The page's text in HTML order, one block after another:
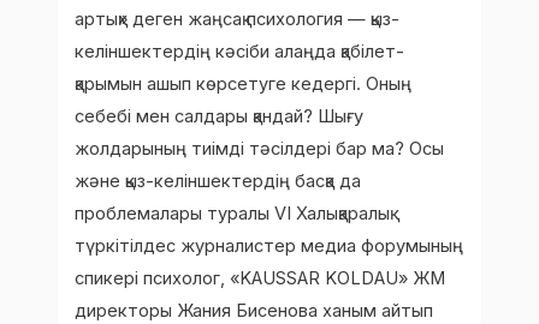
артық» деген жаңсақ психология — қыз-
келіншектердің кәсіби алаңда қабілет-
қарымын ашып көрсетуге кедергі. Оның
себебі мен салдары қандай? Шығу
жолдарының тиімді тәсілдері бар ма? Осы
және қыз-келіншектердің басқа да
проблемалары туралы VI Халықаралық
түркітілдес журналистер медиа форумының
спикері психолог, «KAUSSAR KOLDAU» ЖМ
директоры Жания Бисенова ханым айтып